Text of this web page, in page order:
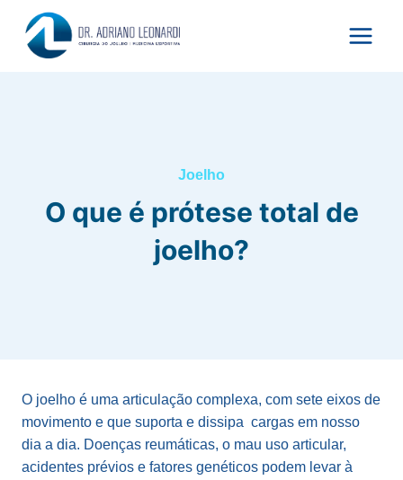
para
Joelho
O que é prótese total de
joelho?
O joelho é uma articulação complexa, com sete eixos de
movimento e que suporta e dissipa cargas em nosso
dia a dia. Doenças reumáticas, o mau uso articular,
acidentes prévios e fatores genéticos podem levar à